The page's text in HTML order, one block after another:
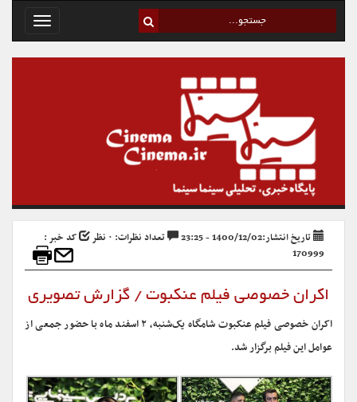
Toggle
تاریخ انتشار:1400/12/02 - 23:25 تعداد نظرات: ۰ نظر
کد خبر :
170999
اکران خصوصی فیلم عنکبوت / گزارش تصویری
اکران خصوصی فیلم عنکبوت شامگاه یک‌شنبه، ۲ اسفند ماه با حضور جمعی از
عوامل این فیلم برگزار شد.